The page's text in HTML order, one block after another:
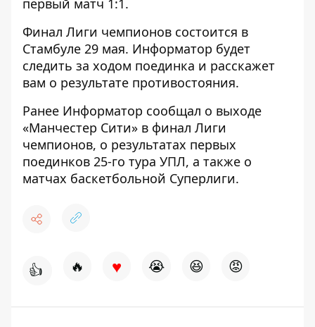
первый матч 1:1.
Финал Лиги чемпионов состоится в
Стамбуле 29 мая. Информатор будет
следить за ходом поединка и расскажет
вам о результате противостояния.
Ранее Информатор сообщал о выходе
«Манчестер Сити» в финал Лиги
чемпионов, о результатах первых
поединков 25-го тура УПЛ, а также о
матчах баскетбольной Суперлиги.
👍 🔥 ♥ 😭 😆 😡